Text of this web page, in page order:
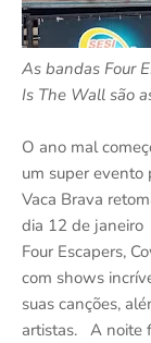
As bandas Four
Is The Wall são
O ano mal
um super evento
Vaca Brava
dia 12 de janeiro
Four Escapers,
com shows
suas canções,
artistas. A noite